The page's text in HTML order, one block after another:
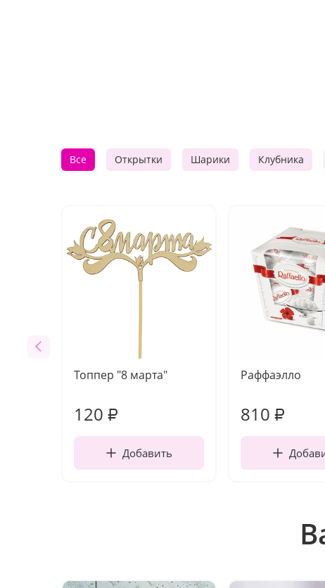
Все Открытки Шарики Клубника
Топпер "8 марта"
120 ₽
Добавить
Раффаэлло
810 ₽